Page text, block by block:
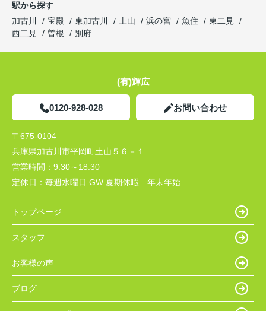
駅から探す
加古川
宝殿 東加古川 土山 浜の宮 魚住
東二見
西二見
曽根 別府
(有)輝広
0120-928-028 お問い合わせ
〒675-0104
兵庫県加古川市平岡町土山５６－１
営業時間： 9:30～18:30
定休日： 毎週水曜日 GW 夏期休暇 年末年始
トップページ
スタッフ
お客様の声
ブログ